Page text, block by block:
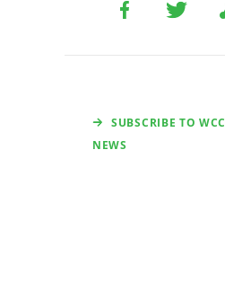
SUBSCRIBE TO WCC
NEWS